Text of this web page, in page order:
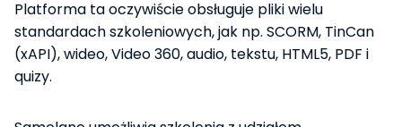
Platforma ta oczywiście obsługuje pliki wielu
standardach szkoleniowych, jak np. SCORM, TinCan
(xAPI), wideo, Video 360, audio, tekstu, HTML5, PDF i
quizy.